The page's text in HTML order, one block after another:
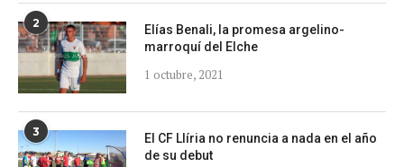
2
Elías Benali, la promesa argelino-
marroquí del Elche
1 octubre, 2021
3
El CF Llíria no renuncia a nada en el año
de su debut